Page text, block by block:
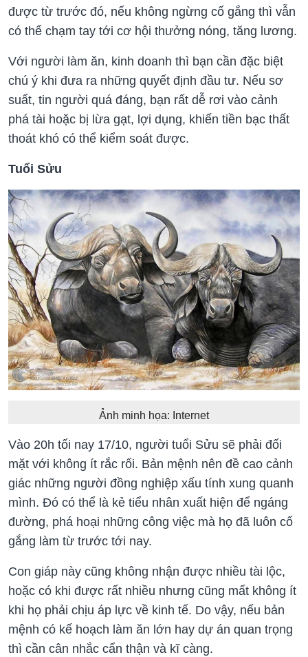
được từ trước đó, nếu không ngừng cố gắng thì vẫn
có thể chạm tay tới cơ hội thưởng nóng, tăng lương.
Với người làm ăn, kinh doanh thì bạn cần đặc biệt
chú ý khi đưa ra những quyết định đầu tư. Nếu sơ
suất, tin người quá đáng, bạn rất dễ rơi vào cảnh
phá tài hoặc bị lừa gạt, lợi dụng, khiến tiền bạc thất
thoát khó có thể kiểm soát được.
Tuổi Sửu
Ảnh minh họa: Internet
Vào 20h tối nay 17/10, người tuổi Sửu sẽ phải đối
mặt với không ít rắc rối. Bản mệnh nên đề cao cảnh
giác những người đồng nghiệp xấu tính xung quanh
mình. Đó có thể là kẻ tiểu nhân xuất hiện để ngáng
đường, phá hoại những công việc mà họ đã luôn cố
gắng làm từ trước tới nay.
Con giáp này cũng không nhận được nhiều tài lộc,
hoặc có khi được rất nhiều nhưng cũng mất không ít
khi họ phải chịu áp lực về kinh tế. Do vậy, nếu bản
mệnh có kế hoạch làm ăn lớn hay dự án quan trọng
thì cần cân nhắc cẩn thận và kĩ càng.